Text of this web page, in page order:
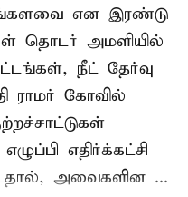
என இரண்டு
தொடர் அமளியில்
நீட் தேர்வு
ராமர் கோவில்
எதிர்க்கட்சி
அவைகளின ...